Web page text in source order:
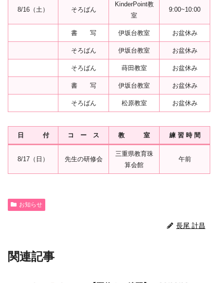
8/16（土） そろばん
KinderPoint教
室
9:00~10:00
書 写 伊坂台教室 お盆休み
そろばん 伊坂台教室 お盆休み
そろばん 蒔田教室 お盆休み
書 写 伊坂台教室 お盆休み
そろばん 松原教室 お盆休み
日 付 コ ー ス 教 室 練 習 時 間
8/17（日） 先生の研修会
三重県教育珠
算会館
午前
お知らせ
長尾 計昌
関連記事